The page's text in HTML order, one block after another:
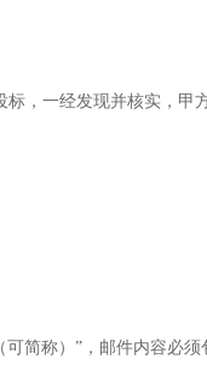
，一经发现并核实，甲
简称）”，邮件内容必须